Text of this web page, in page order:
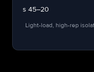
20–45 s
Light-load, high-rep